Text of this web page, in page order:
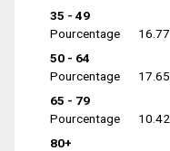
35 - 49
Pourcentage
16.77
50 - 64
Pourcentage
17.65
65 - 79
Pourcentage
10.42
80+